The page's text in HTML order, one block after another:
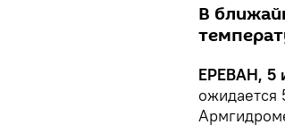
В
ЕРЕВАН, 5
ожидается